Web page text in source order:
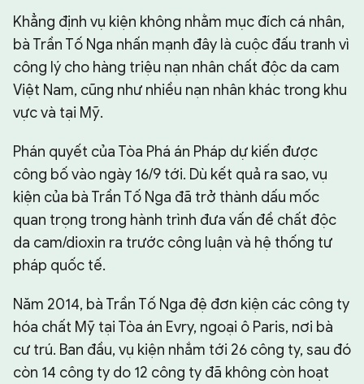
Khẳng định vụ kiện không nhằm mục đích cá nhân,
bà Trần Tố Nga nhấn mạnh đây là cuộc đấu tranh vì
công lý cho hàng triệu nạn nhân chất độc da cam
Việt Nam, cũng như nhiều nạn nhân khác trong khu
vực và tại Mỹ.
Phán quyết của Tòa Phá án Pháp dự kiến được
công bố vào ngày 16/9 tới. Dù kết quả ra sao, vụ
kiện của bà Trần Tố Nga đã trở thành dấu mốc
quan trọng trong hành trình đưa vấn đề chất độc
da cam/dioxin ra trước công luận và hệ thống tư
pháp quốc tế.
Năm 2014, bà Trần Tố Nga đệ đơn kiện các công ty
hóa chất Mỹ tại Tòa án Evry, ngoại ô Paris, nơi bà
cư trú. Ban đầu, vụ kiện nhắm tới 26 công ty, sau đó
còn 14 công ty do 12 công ty đã không còn hoạt